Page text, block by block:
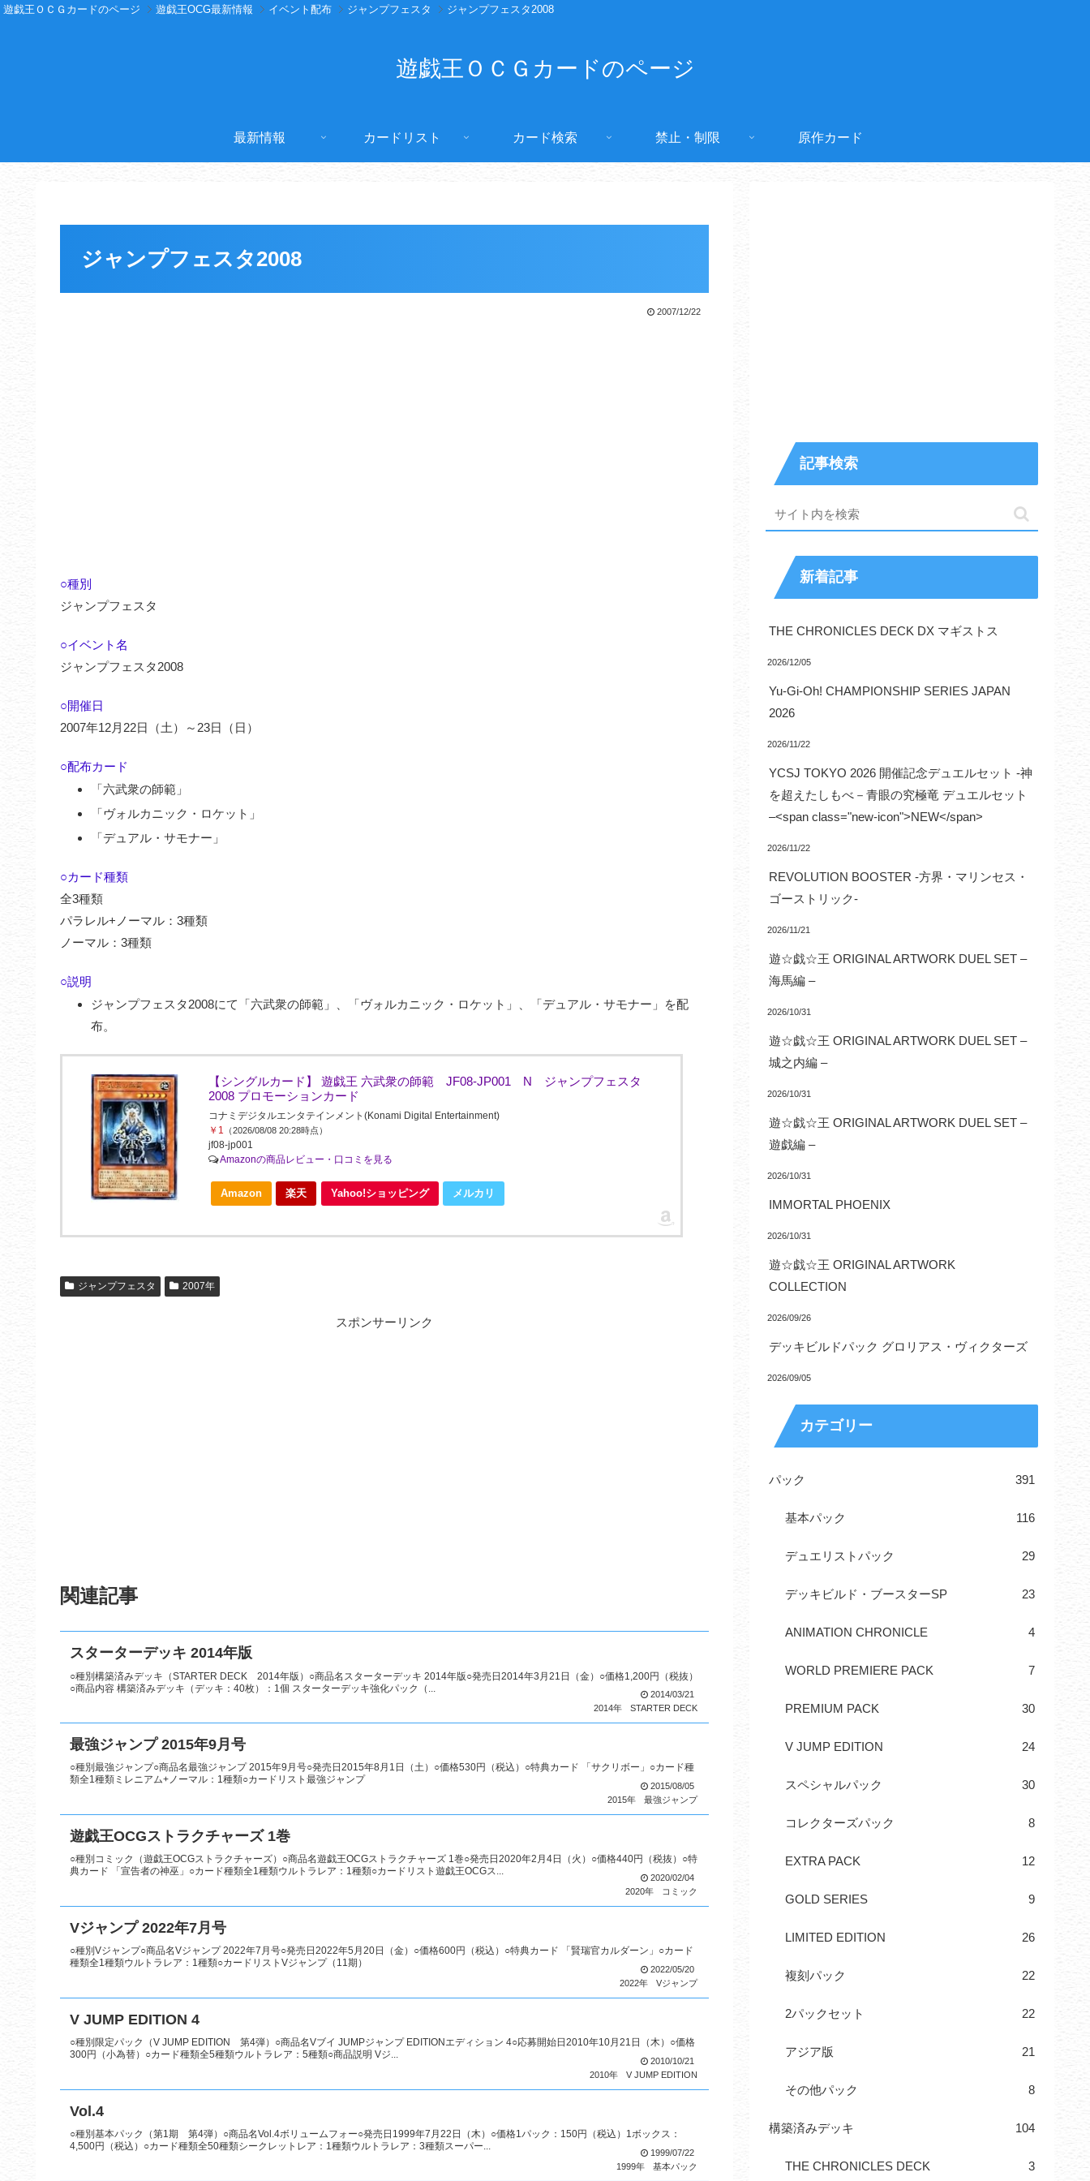
遊戯王ＯＣＧカードのページ 遊戯王OCG最新情報 イベント配布 ジャンプフェスタ ジャンプフェスタ2008
遊戯王ＯＣＧカードのページ
最新情報 カードリスト カード検索 禁止・制限 原作カード
ジャンプフェスタ2008
2007/12/22
○種別
ジャンプフェスタ
○イベント名
ジャンプフェスタ2008
○開催日
2007年12月22日（土）～23日（日）
○配布カード
「六武衆の師範」
「ヴォルカニック・ロケット」
「デュアル・サモナー」
○カード種類
全3種類
パラレル+ノーマル：3種類
ノーマル：3種類
○説明
ジャンプフェスタ2008にて「六武衆の師範」、「ヴォルカニック・ロケット」、「デュアル・サモナー」を配
布。
【シングルカード】 遊戯王 六武衆の師範 JF08-JP001 N ジャンプフェスタ
2008 プロモーションカード
コナミデジタルエンタテインメント(Konami Digital Entertainment)
￥1
（2026/08/08 20:28時点）
jf08-jp001
Amazonの商品レビュー・口コミを見る
Amazon 楽天 Yahoo!ショッピング メルカリ
ジャンプフェスタ 2007年
スポンサーリンク
関連記事
スターターデッキ 2014年版
○種別構築済みデッキ（STARTER DECK 2014年版）○商品名スターターデッキ 2014年版○発売日2014年3月21日（金）○価格1,200円（税抜）
○商品内容 構築済みデッキ（デッキ：40枚）：1個 スターターデッキ強化パック（...
2014/03/21
2014年
STARTER DECK
最強ジャンプ 2015年9月号
○種別最強ジャンプ○商品名最強ジャンプ 2015年9月号○発売日2015年8月1日（土）○価格530円（税込）○特典カード 「サクリボー」○カード種
類全1種類ミレニアム+ノーマル：1種類○カードリスト最強ジャンプ
2015/08/05
2015年
最強ジャンプ
遊戯王OCGストラクチャーズ 1巻
○種別コミック（遊戯王OCGストラクチャーズ）○商品名遊戯王OCGストラクチャーズ 1巻○発売日2020年2月4日（火）○価格440円（税抜）○特
典カード 「宣告者の神巫」○カード種類全1種類ウルトラレア：1種類○カードリスト遊戯王OCGス...
2020/02/04
2020年
コミック
Vジャンプ 2022年7月号
○種別Vジャンプ○商品名Vジャンプ 2022年7月号○発売日2022年5月20日（金）○価格600円（税込）○特典カード 「賢瑞官カルダーン」○カード
種類全1種類ウルトラレア：1種類○カードリストVジャンプ（11期）
2022/05/20
2022年
Vジャンプ
V JUMP EDITION 4
○種別限定パック（V JUMP EDITION 第4弾）○商品名Vブイ JUMPジャンプ EDITIONエディション 4○応募開始日2010年10月21日（木）○価格
300円（小為替）○カード種類全5種類ウルトラレア：5種類○商品説明 Vジ...
2010/10/21
2010年
V JUMP EDITION
Vol.4
○種別基本パック（第1期 第4弾）○商品名Vol.4ボリュームフォー○発売日1999年7月22日（木）○価格1パック：150円（税込）1ボックス：
4,500円（税込）○カード種類全50種類シークレットレア：1種類ウルトラレア：3種類スーパー...
1999/07/22
1999年
基本パック
記事検索
新着記事
THE CHRONICLES DECK DX マギストス
2026/12/05
Yu-Gi-Oh! CHAMPIONSHIP SERIES JAPAN
2026
2026/11/22
YCSJ TOKYO 2026 開催記念デュエルセット -神
を超えたしもべ－青眼の究極竜 デュエルセット
–<span class="new-icon">NEW</span>
2026/11/22
REVOLUTION BOOSTER -方界・マリンセス・
ゴーストリック-
2026/11/21
遊☆戯☆王 ORIGINAL ARTWORK DUEL SET –
海馬編 –
2026/10/31
遊☆戯☆王 ORIGINAL ARTWORK DUEL SET –
城之内編 –
2026/10/31
遊☆戯☆王 ORIGINAL ARTWORK DUEL SET –
遊戯編 –
2026/10/31
IMMORTAL PHOENIX
2026/10/31
遊☆戯☆王 ORIGINAL ARTWORK
COLLECTION
2026/09/26
デッキビルドパック グロリアス・ヴィクターズ
2026/09/05
カテゴリー
パック 391
基本パック 116
デュエリストパック 29
デッキビルド・ブースターSP 23
ANIMATION CHRONICLE 4
WORLD PREMIERE PACK 7
PREMIUM PACK 30
V JUMP EDITION 24
スペシャルパック 30
コレクターズパック 8
EXTRA PACK 12
GOLD SERIES 9
LIMITED EDITION 26
複刻パック 22
2パックセット 22
アジア版 21
その他パック 8
構築済みデッキ 104
THE CHRONICLES DECK 3